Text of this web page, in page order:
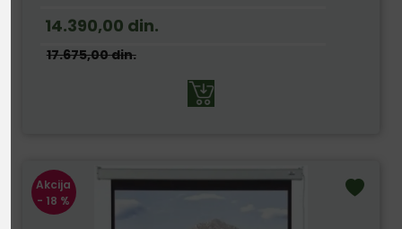
14.390,00 din.
17.675,00din.
Akcija
- 18 %